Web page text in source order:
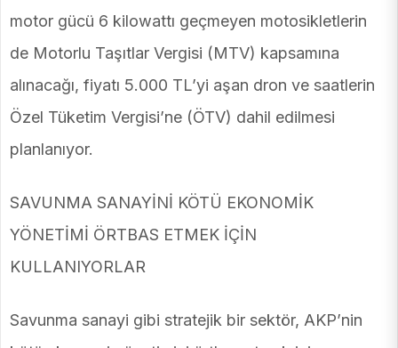
motor gücü 6 kilowattı geçmeyen motosikletlerin
de Motorlu Taşıtlar Vergisi (MTV) kapsamına
alınacağı, fiyatı 5.000 TL’yi aşan dron ve saatlerin
Özel Tüketim Vergisi’ne (ÖTV) dahil edilmesi
planlanıyor.
SAVUNMA SANAYİNİ KÖTÜ EKONOMİK
YÖNETİMİ ÖRTBAS ETMEK İÇİN
KULLANIYORLAR
Savunma sanayi gibi stratejik bir sektör, AKP’nin